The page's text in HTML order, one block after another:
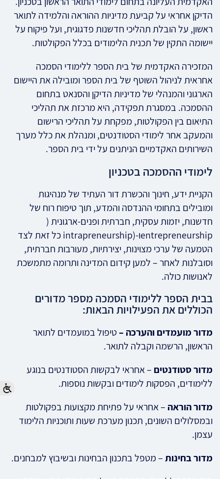
הדיקן אחראי על קביעת מדיניות ההוראה והלמידה לתואר
ראשון, על הובלת תהליכי חדשנות פדגוגית, ועל פיקוח על
יישומה התקין של תכנית הלימודים בכלל הפקולטות.
המזכירה האקדמית של בית הספר ללימודי הסמכה
אחראית לניהול השוטף של בית הספר ומובילה את היישום
הארגוני והמנהלי של מדיניות הדיקן והסנאט בתחום
ההסמכה. במסגרת תפקידה, היא מרכזת את תהליכי
התיאום בין הפקולטות, מפקחת על תהליכי הרישום
והמעקב אחר לימודי הסטודנטים, ומנהלת את כלל מערך
השירותים האקדמיים הניתנים על ידי בית הספר.
לימודי ההסמכה בטכניון
הקניית ידע, חינוך והכשרת דור העתיד של מנהיגות
ומובילים בתחומי ההנדסה והמדע, תוך טיפוח רוח של
חדשנות, יזמות עסקית, חברתית ופנים-ארגונית (
entrepreneurshipו-(intrapreneurship כל זאת לצד
הטמעה של ערכי מצוינות, יצירתיות, מעורבות חברתית,
וסובלנות לאחר – למען קידום המדינה ותרומה מתמשכת
לאנושות כולה.
בבית הספר ללימודי הסמכה מספר מדורים
הכוללים את הפעילויות הבאות:
מדור מועמדים והערכה –טיפול במועמדים לתואר
הראשון, הרשמה וקבלה לתואר.
מדור סטודנטים – אחראי לבקשות הסטודנטים בנוגע
ללימודים, הפסקות לימודים ובקשות נוספות.
מדור הוראה – אחראי על פתיחת מקצועות בפקולטות
ובמסלולים השונים, תכנון מערכת שעות ותוכניות הלימוד
עצמן.
מדור בחינות– מטפל בתכנון הבחינות ובשיבוץ למבחנים.